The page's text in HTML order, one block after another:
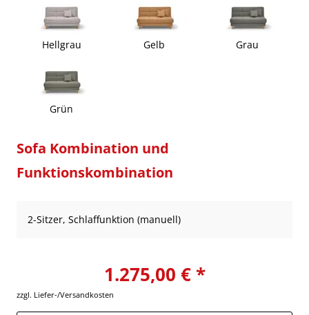
Hellgrau Gelb Grau
Grün
Sofa Kombination und
Funktionskombination
2-Sitzer, Schlaffunktion (manuell)
1.275,00 € *
zzgl. Liefer-/Versandkosten